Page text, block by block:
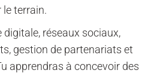
le terrain.
réseaux sociaux,
gestion de partenariats et
apprendras à concevoir des